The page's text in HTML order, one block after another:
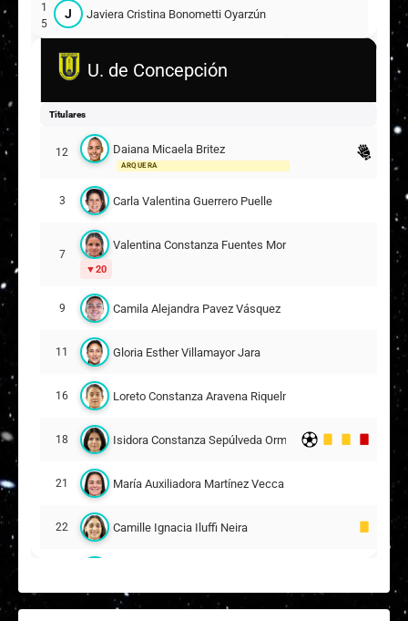
1
5
J Javiera Cristina Bonometti Oyarzún
M Martina Antonia Contreras Morales
2
A
Suplentes
ARQUERA
Ayslen Camila Márquez Pérez
Polette Aileen Fabres Alvarado
Juliana Constanza Yañez Maturana
Antonella Isidora Hernández Rojas
Nicole Denise Fajre Biggs 3
Amanda Isidora Melipil Bobadilla
U. de Concepción
Titulares
12 Daiana Micaela Britez
ARQUERA
3 Carla Valentina Guerrero Puelle
7
Valentina Constanza Fuentes Morales
20
9 Camila Alejandra Pavez Vásquez
11 Gloria Esther Villamayor Jara
16 Loreto Constanza Aravena Riquelme
18 Isidora Constanza Sepúlveda Ormeño
21 María Auxiliadora Martínez Vecca
22 Camille Ignacia Iluffi Neira